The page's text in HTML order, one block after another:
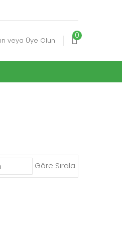
veya Üye Olun
0
Göre Sırala